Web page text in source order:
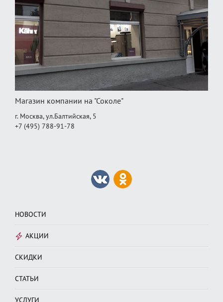
Магазин компании на "Соколе"
г. Москва, ул.Балтийская, 5
+7 (495) 788-91-78
НОВОСТИ
АКЦИИ
СКИДКИ
СТАТЬИ
УСЛУГИ